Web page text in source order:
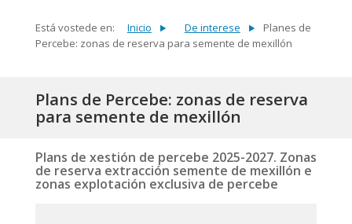
Está vostede en: Inicio De interese
Planes de
Percebe: zonas de reserva para semente de mexillón
Plans de Percebe: zonas de reserva
para semente de mexillón
Plans de xestión de percebe 2025-2027. Zonas
de reserva extracción semente de mexillón e
zonas explotación exclusiva de percebe